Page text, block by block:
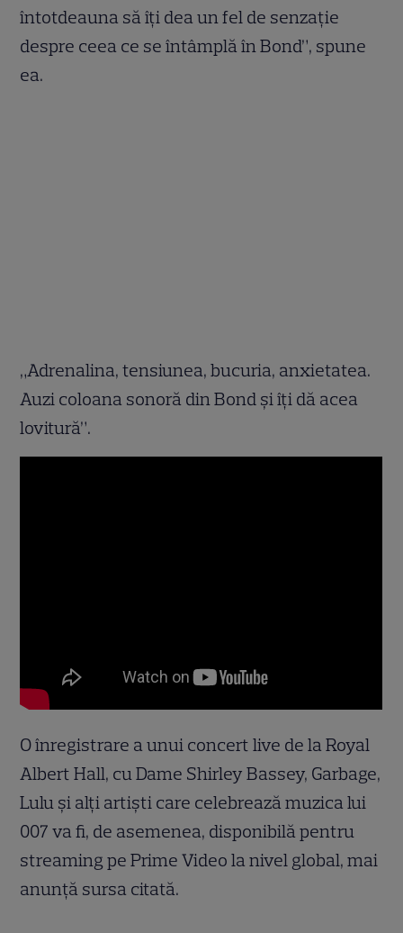
întotdeauna să îți dea un fel de senzație
despre ceea ce se întâmplă în Bond”, spune
ea.
„Adrenalina, tensiunea, bucuria, anxietatea.
Auzi coloana sonoră din Bond și îți dă acea
lovitură”.
O înregistrare a unui concert live de la Royal
Albert Hall, cu Dame Shirley Bassey, Garbage,
Lulu și alți artiști care celebrează muzica lui
007 va fi, de asemenea, disponibilă pentru
streaming pe Prime Video la nivel global, mai
anunță sursa citată.